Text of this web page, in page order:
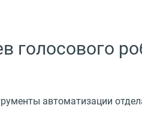
голосового
автоматизации